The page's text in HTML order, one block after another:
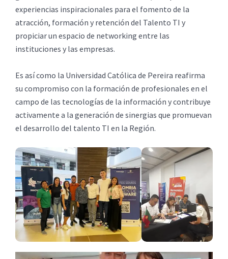
experiencias inspiracionales para el fomento de la
atracción, formación y retención del Talento TI y
propiciar un espacio de networking entre las
instituciones y las empresas.
Es así como la Universidad Católica de Pereira reafirma
su compromiso con la formación de profesionales en el
campo de las tecnologías de la información y contribuye
activamente a la generación de sinergias que promuevan
el desarrollo del talento TI en la Región.